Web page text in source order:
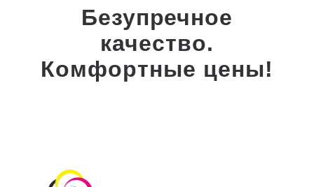
Безупречное
качество.
Комфортные цены!